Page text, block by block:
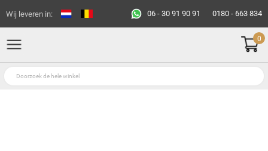
Wij leveren in: 06 - 30 91 90 91 0180 - 663 834
0